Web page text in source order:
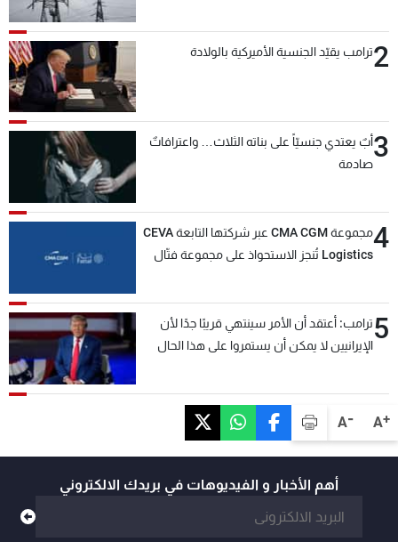
A+
A-
2ترامب يقيّد الجنسية الأميركية بالولادة
3أبٌ يعتدي جنسيّاً على بناته الثلاث… واعترافاتٌ
صادمة
4
مجموعة CMA CGM عبر شركتها التابعة CEVA
Logistics تُنجز الاستحواذ على مجموعة فتّال
5ترامب: أعتقد أن الأمر سينتهي قريبًا جدًا لأن
الإيرانيين لا يمكن أن يستمروا على هذا الحال
أهم الأخبار و الفيديوهات في بريدك الالكتروني